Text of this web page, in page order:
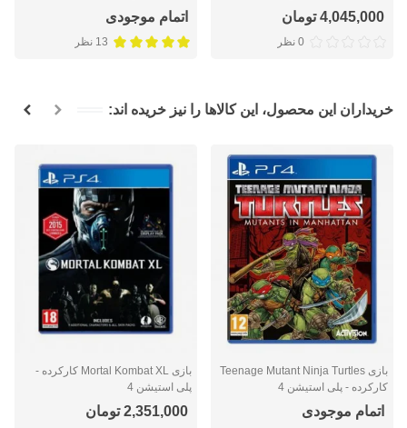
4,045,000 تومان
0 نظر
اتمام موجودی
13 نظر
خریداران این محصول، این کالاها را نیز خریده اند:
بازی Teenage Mutant Ninja Turtles
کارکرده - پلی استیشن 4
اتمام موجودی
بازی Mortal Kombat XL کارکرده -
پلی استیشن 4
2,351,000 تومان